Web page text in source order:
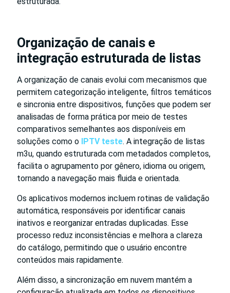
Organização de canais e
integração estruturada de listas
A organização de canais evolui com mecanismos que
permitem categorização inteligente, filtros temáticos
e sincronia entre dispositivos, funções que podem ser
analisadas de forma prática por meio de testes
comparativos semelhantes aos disponíveis em
soluções como o IPTV teste. A integração de listas
m3u, quando estruturada com metadados completos,
facilita o agrupamento por gênero, idioma ou origem,
tornando a navegação mais fluida e orientada.
Os aplicativos modernos incluem rotinas de validação
automática, responsáveis por identificar canais
inativos e reorganizar entradas duplicadas. Esse
processo reduz inconsistências e melhora a clareza
do catálogo, permitindo que o usuário encontre
conteúdos mais rapidamente.
Além disso, a sincronização em nuvem mantém a